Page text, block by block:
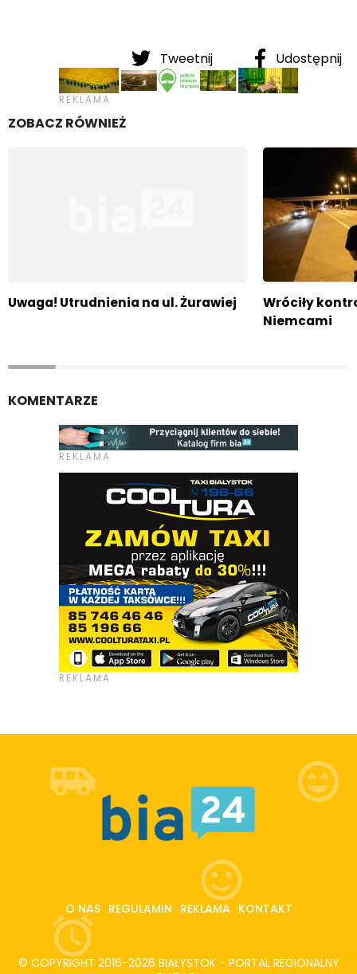
Tweetnij Udostępnij
ZOBACZ RÓWNIEŻ
Uwaga! Utrudnienia na ul. Żurawiej
Wróciły
Niemcami
KOMENTARZE
O NAS REGULAMIN REKLAMA KONTAKT
© COPYRIGHT 2016-2026 BIAŁYSTOK - PORTAL REGIONALNY